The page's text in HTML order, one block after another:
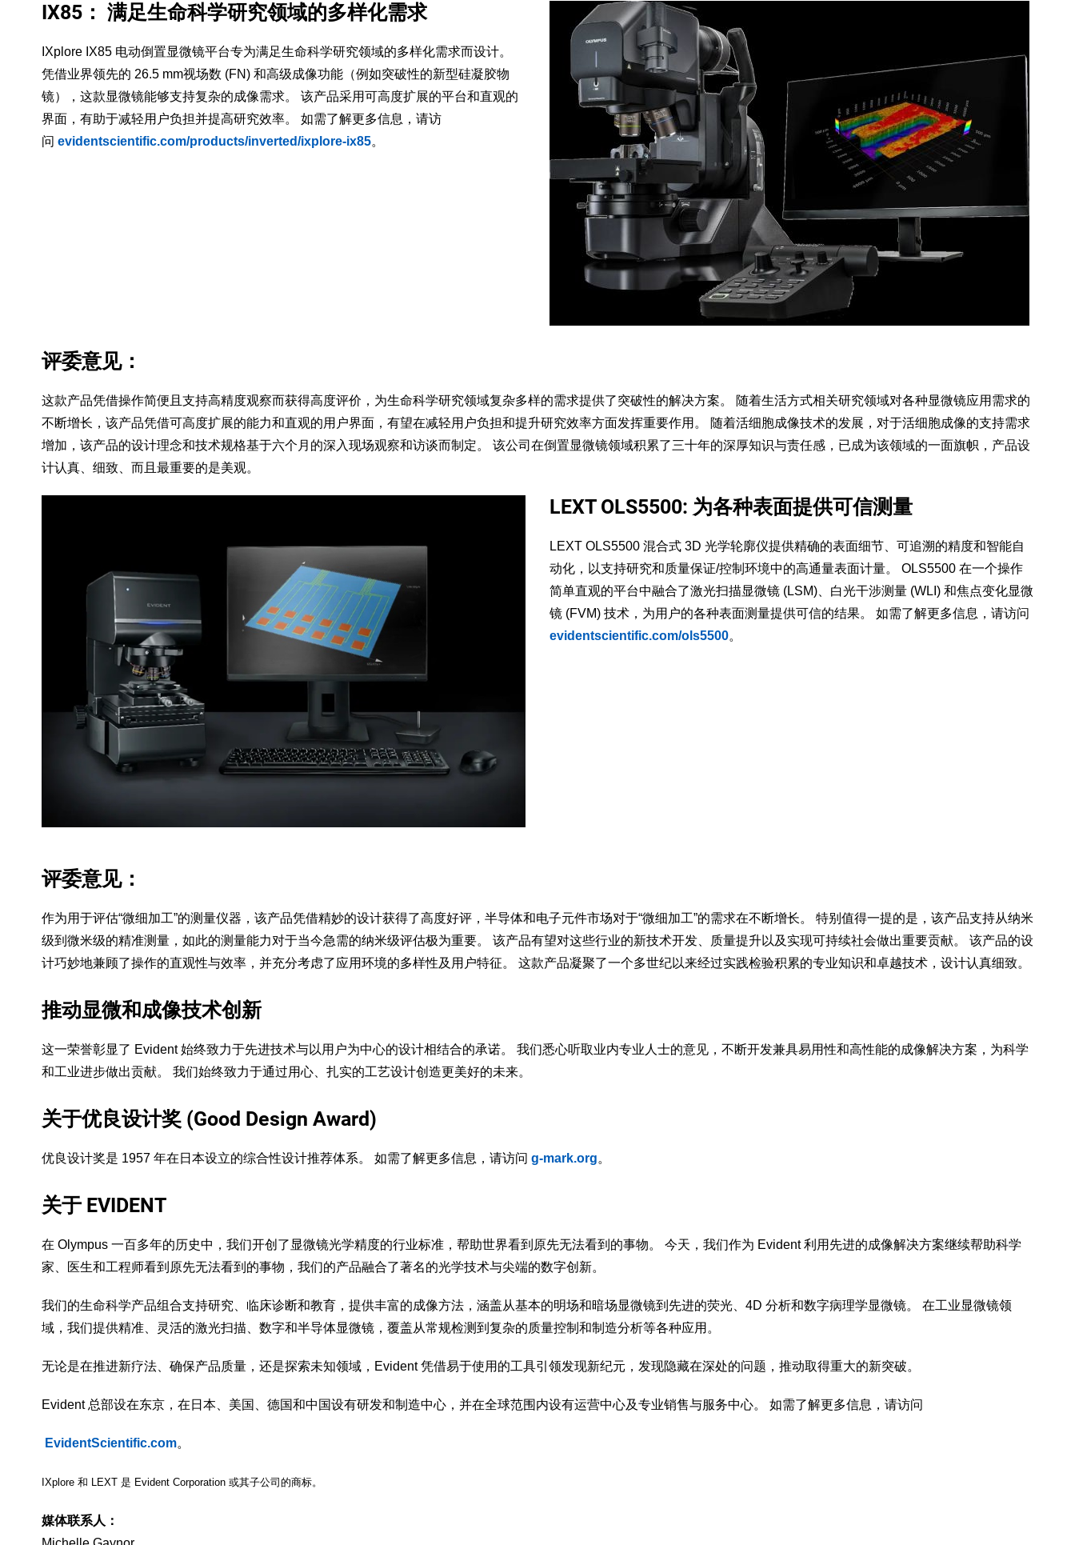
IX85： 满足生命科学研究领域的多样化需求
IXplore IX85 电动倒置显微镜平台专为满足生命科学研究领域的多样化需求而设计。
凭借业界领先的 26.5 mm视场数 (FN) 和高级成像功能（例如突破性的新型硅凝胶物
镜），这款显微镜能够支持复杂的成像需求。 该产品采用可高度扩展的平台和直观的
界面，有助于减轻用户负担并提高研究效率。 如需了解更多信息，请访
问 evidentscientific.com/products/inverted/ixplore-ix85。
评委意见：
这款产品凭借操作简便且支持高精度观察而获得高度评价，为生命科学研究领域复杂多样的需求提供了突破性的解决方案。 随着生活方式相关研究领域对各种显微镜应用需求的
不断增长，该产品凭借可高度扩展的能力和直观的用户界面，有望在减轻用户负担和提升研究效率方面发挥重要作用。 随着活细胞成像技术的发展，对于活细胞成像的支持需求
增加，该产品的设计理念和技术规格基于六个月的深入现场观察和访谈而制定。 该公司在倒置显微镜领域积累了三十年的深厚知识与责任感，已成为该领域的一面旗帜，产品设
计认真、细致、而且最重要的是美观。
LEXT OLS5500: 为各种表面提供可信测量
LEXT OLS5500 混合式 3D 光学轮廓仪提供精确的表面细节、可追溯的精度和智能自
动化，以支持研究和质量保证/控制环境中的高通量表面计量。 OLS5500 在一个操作
简单直观的平台中融合了激光扫描显微镜 (LSM)、白光干涉测量 (WLI) 和焦点变化显微
镜 (FVM) 技术，为用户的各种表面测量提供可信的结果。 如需了解更多信息，请访问
evidentscientific.com/ols5500。
评委意见：
作为用于评估“微细加工”的测量仪器，该产品凭借精妙的设计获得了高度好评，半导体和电子元件市场对于“微细加工”的需求在不断增长。 特别值得一提的是，该产品支持从纳米
级到微米级的精准测量，如此的测量能力对于当今急需的纳米级评估极为重要。 该产品有望对这些行业的新技术开发、质量提升以及实现可持续社会做出重要贡献。 该产品的设
计巧妙地兼顾了操作的直观性与效率，并充分考虑了应用环境的多样性及用户特征。 这款产品凝聚了一个多世纪以来经过实践检验积累的专业知识和卓越技术，设计认真细致。
推动显微和成像技术创新
这一荣誉彰显了 Evident 始终致力于先进技术与以用户为中心的设计相结合的承诺。 我们悉心听取业内专业人士的意见，不断开发兼具易用性和高性能的成像解决方案，为科学
和工业进步做出贡献。 我们始终致力于通过用心、扎实的工艺设计创造更美好的未来。
关于优良设计奖 (Good Design Award)
优良设计奖是 1957 年在日本设立的综合性设计推荐体系。 如需了解更多信息，请访问 g-mark.org。
关于 EVIDENT
在 Olympus 一百多年的历史中，我们开创了显微镜光学精度的行业标准，帮助世界看到原先无法看到的事物。 今天，我们作为 Evident 利用先进的成像解决方案继续帮助科学
家、医生和工程师看到原先无法看到的事物，我们的产品融合了著名的光学技术与尖端的数字创新。
我们的生命科学产品组合支持研究、临床诊断和教育，提供丰富的成像方法，涵盖从基本的明场和暗场显微镜到先进的荧光、4D 分析和数字病理学显微镜。 在工业显微镜领
域，我们提供精准、灵活的激光扫描、数字和半导体显微镜，覆盖从常规检测到复杂的质量控制和制造分析等各种应用。
无论是在推进新疗法、确保产品质量，还是探索未知领域，Evident 凭借易于使用的工具引领发现新纪元，发现隐藏在深处的问题，推动取得重大的新突破。
Evident 总部设在东京，在日本、美国、德国和中国设有研发和制造中心，并在全球范围内设有运营中心及专业销售与服务中心。 如需了解更多信息，请访问
EvidentScientific.com。
IXplore 和 LEXT 是 Evident Corporation 或其子公司的商标。
媒体联系人：